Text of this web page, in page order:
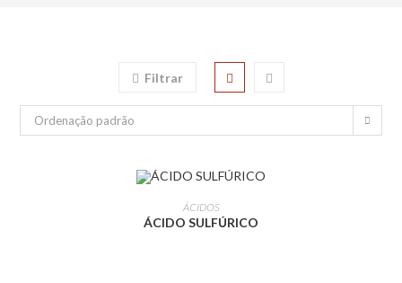
Filtrar
Ordenação padrão
LEIA MAIS
ÁCIDOS
ÁCIDO SULFÚRICO